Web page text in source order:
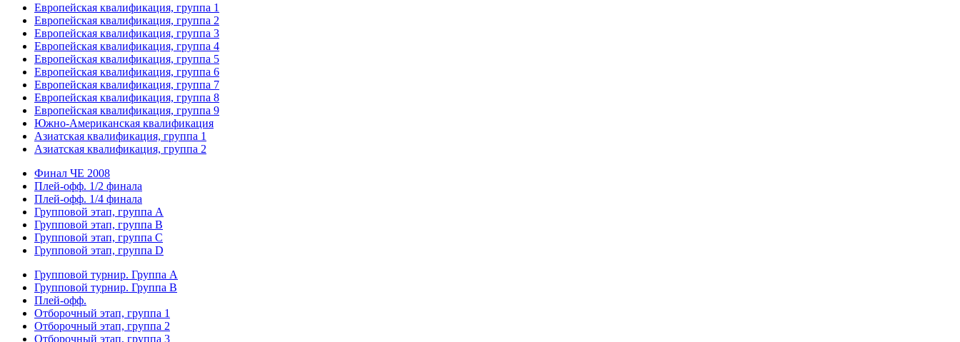
Европейская квалификация, группа 1
Европейская квалификация, группа 2
Европейская квалификация, группа 3
Европейская квалификация, группа 4
Европейская квалификация, группа 5
Европейская квалификация, группа 6
Европейская квалификация, группа 7
Европейская квалификация, группа 8
Европейская квалификация, группа 9
Южно-Американская квалификация
Азиатская квалификация, группа 1
Азиатская квалификация, группа 2
Финал ЧЕ 2008
Плей-офф. 1/2 финала
Плей-офф. 1/4 финала
Групповой этап, группа A
Групповой этап, группа B
Групповой этап, группа C
Групповой этап, группа D
Групповой турнир. Группа А
Групповой турнир. Группа В
Плей-офф.
Отборочный этап, группа 1
Отборочный этап, группа 2
Отборочный этап, группа 3